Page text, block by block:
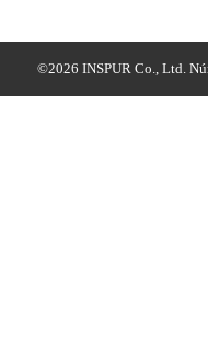
©2026 INSPUR Co., Ltd.